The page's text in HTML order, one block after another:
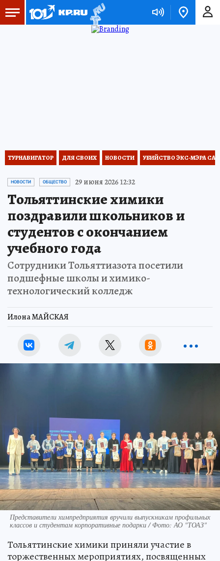
ТУРНАВИГАТОР ДЛЯ СВОИХ НОВОСТИ УБИЙСТВО ЭКС-МЭРА
НОВОСТИ ОБЩЕСТВО 29 июня 2026 12:32
Тольяттинские химики
поздравили школьников и
студентов с окончанием
учебного года
Сотрудники Тольяттиазота посетили
подшефные школы и химико-
технологический колледж
Илона МАЙСКАЯ
Представители химпредприятия вручили выпускникам профильных
классов и студентам корпоративные подарки / Фото: АО "ТОАЗ"
Тольяттинские химики приняли участие в
торжественных мероприятиях, посвященных